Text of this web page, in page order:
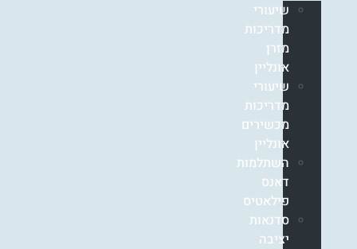
שיעורי
מדריכות
מזרן
אונליין
שיעורי
מדריכות
מכשירים
אונליין
השתלמות
דאנס
פילאטיס
סדנאות
יציבה